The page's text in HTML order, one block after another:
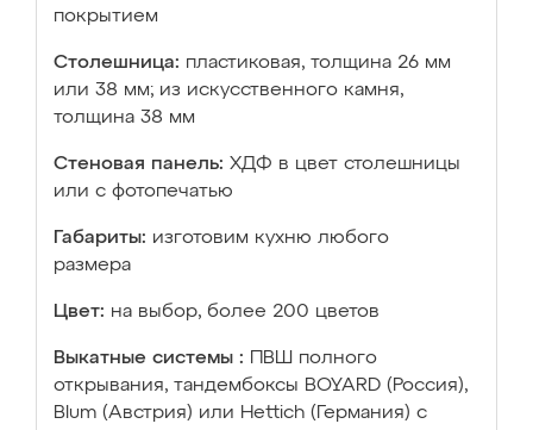
покрытием
Столешница: пластиковая, толщина 26 мм
или 38 мм; из искусственного камня,
толщина 38 мм
Стеновая панель: ХДФ в цвет столешницы
или с фотопечатью
Габариты: изготовим кухню любого
размера
Цвет: на выбор, более 200 цветов
Выкатные системы :
ПВШ полного
открывания, тандембоксы BOYARD (Россия),
Blum (Австрия) или Hettich (Германия) с